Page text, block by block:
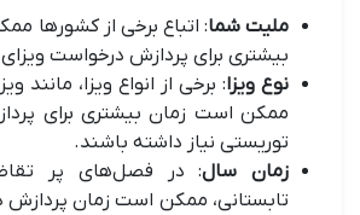
ملیت شما: اتباع برخی از کشورها
بیشتری برای پردازش درخواست
نوع ویزا: برخی از انواع ویزا، مانند
ممکن است زمان بیشتری برای
توریستی نیاز داشته باشند.
زمان سال: در فصل‌های پر
تابستانی، ممکن است زمان پردازش